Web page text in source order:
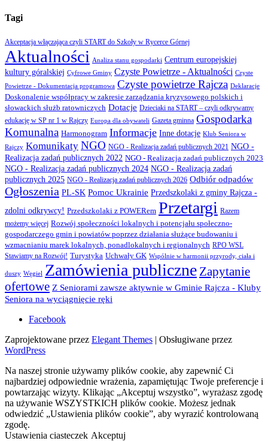
Tagi
Akceptacja włączająca czyli START do Szkoły w Rycerce Górnej
Aktualności Analiza stanu gospodarki Centrum europejskiej
kultury góralskiej Cyfrowe Gminy Czyste Powietrze - Aktualności Czyste
Powietrze - Dokumentacja programowa Czyste powietrze Rajcza Deklaracje
Doskonalenie współpracy w zakresie zarządzania kryzysowego polskich i
słowackich służb ratowniczych Dotacje Dzieciaki na START – czyli odkrywamy
edukację w SP nr 1 w Rajczy Europa dla obywateli Gazeta gminna Gospodarka
Komunalna Harmonogram Informacje Inne dotacje Klub Seniora w
Rajczy Komunikaty NGO NGO - Realizacja zadań publicznych 2021 NGO -
Realizacja zadań publicznych 2022 NGO - Realizacja zadań publicznych 2023
NGO - Realizacja zadań publicznych 2024 NGO - Realizacja zadań
publicznych 2025 NGO - Realizacja zadań publicznych 2026 Odbiór odpadów
Ogłoszenia PL-SK Pomoc Ukrainie Przedszkolaki z gminy Rajcza -
zdolni odkrywcy! Przedszkolaki z POWERem Przetargi Razem
możemy więcej Rozwój społeczności lokalnych i potencjału społeczno-
gospodarczego gmin i powiatów poprzez działania służące budowaniu i
wzmacnianiu marek lokalnych, ponadlokalnych i regionalnych RPO WSL
Stawiamy na Rozwój! Turystyka Uchwały GK Wspólnie w harmonii przyrody, ciała i
duszy Węgiel Zamówienia publiczne Zapytanie
ofertowe Z Seniorami zawsze aktywnie w Gminie Rajcza - Kluby
Seniora na wyciągnięcie ręki
Facebook
Zaprojektowane przez Elegant Themes | Obsługiwane przez
WordPress
Na naszej stronie używamy plików cookie, aby zapewnić Ci
najbardziej odpowiednie wrażenia, zapamiętując Twoje preferencje i
powtarzając wizyty. Klikając „Akceptuj wszystko”, wyrażasz zgodę
na używanie WSZYSTKICH plików cookie. Możesz jednak
odwiedzić „Ustawienia plików cookie”, aby wyrazić kontrolowaną
zgodę.
Ustawienia ciasteczek Akceptuj